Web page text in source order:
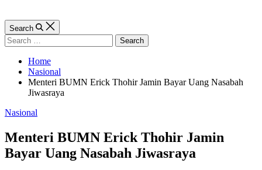
Search
Search
for:
Home
Nasional
Menteri BUMN Erick Thohir Jamin Bayar Uang Nasabah
Jiwasraya
Categories
Nasional
Menteri BUMN Erick Thohir Jamin
Bayar Uang Nasabah Jiwasraya